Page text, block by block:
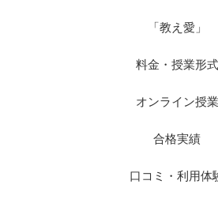
「教え愛」
料金・授業形式
オンライン授業
合格実績
口コミ・利用体